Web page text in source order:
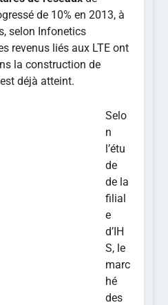
de 10% en 2013, à
selon Infonetics
revenus liés aux LTE ont
la construction de
déjà atteint.
Selo
n
l’étu
de
de la
filial
e
d’IH
S, le
marc
hé
des